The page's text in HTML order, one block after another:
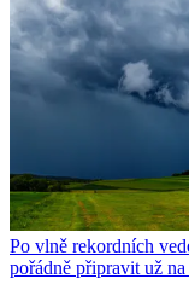
Po vlně rekordních
pořádně připravit už